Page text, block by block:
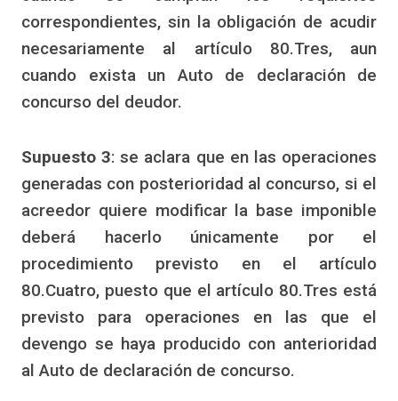
correspondientes, sin la obligación de acudir
necesariamente al artículo 80.Tres, aun
cuando exista un Auto de declaración de
concurso del deudor.
Supuesto 3: se aclara que en las operaciones
generadas con posterioridad al concurso, si el
acreedor quiere modificar la base imponible
deberá hacerlo únicamente por el
procedimiento previsto en el artículo
80.Cuatro, puesto que el artículo 80.Tres está
previsto para operaciones en las que el
devengo se haya producido con anterioridad
al Auto de declaración de concurso.